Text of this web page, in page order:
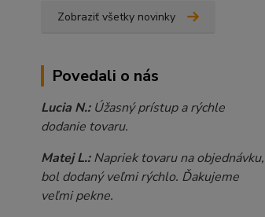
Zobraziť všetky novinky
Povedali o nás
Lucia N.:Úžasný prístup a rýchle
dodanie tovaru.
Matej L.:Napriek tovaru na objednávku,
bol dodaný veľmi rýchlo. Ďakujeme
veľmi pekne.